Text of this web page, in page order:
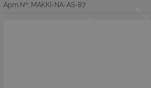
Арт.№: MAKKI-NA-AS-87